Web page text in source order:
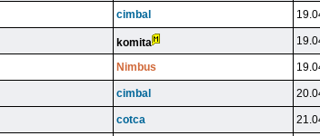
cimbal
komita
Nimbus
cimbal
cotca